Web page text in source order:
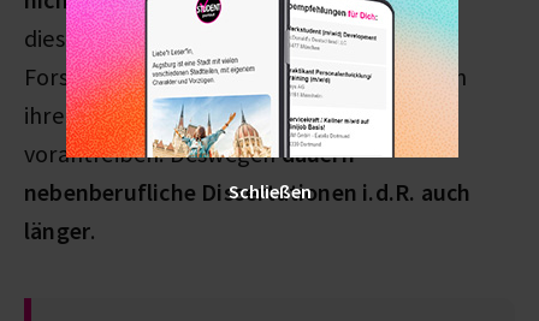
diesem Weg promovieren, können ihre
Forschung nur abends nach Feierabend, an
ihren Urlaubstagen oder am Wochenende
vorantreiben. Deswegendauern
nebenberufliche Dissertationen i.d.R. auch
länger.
Schließen